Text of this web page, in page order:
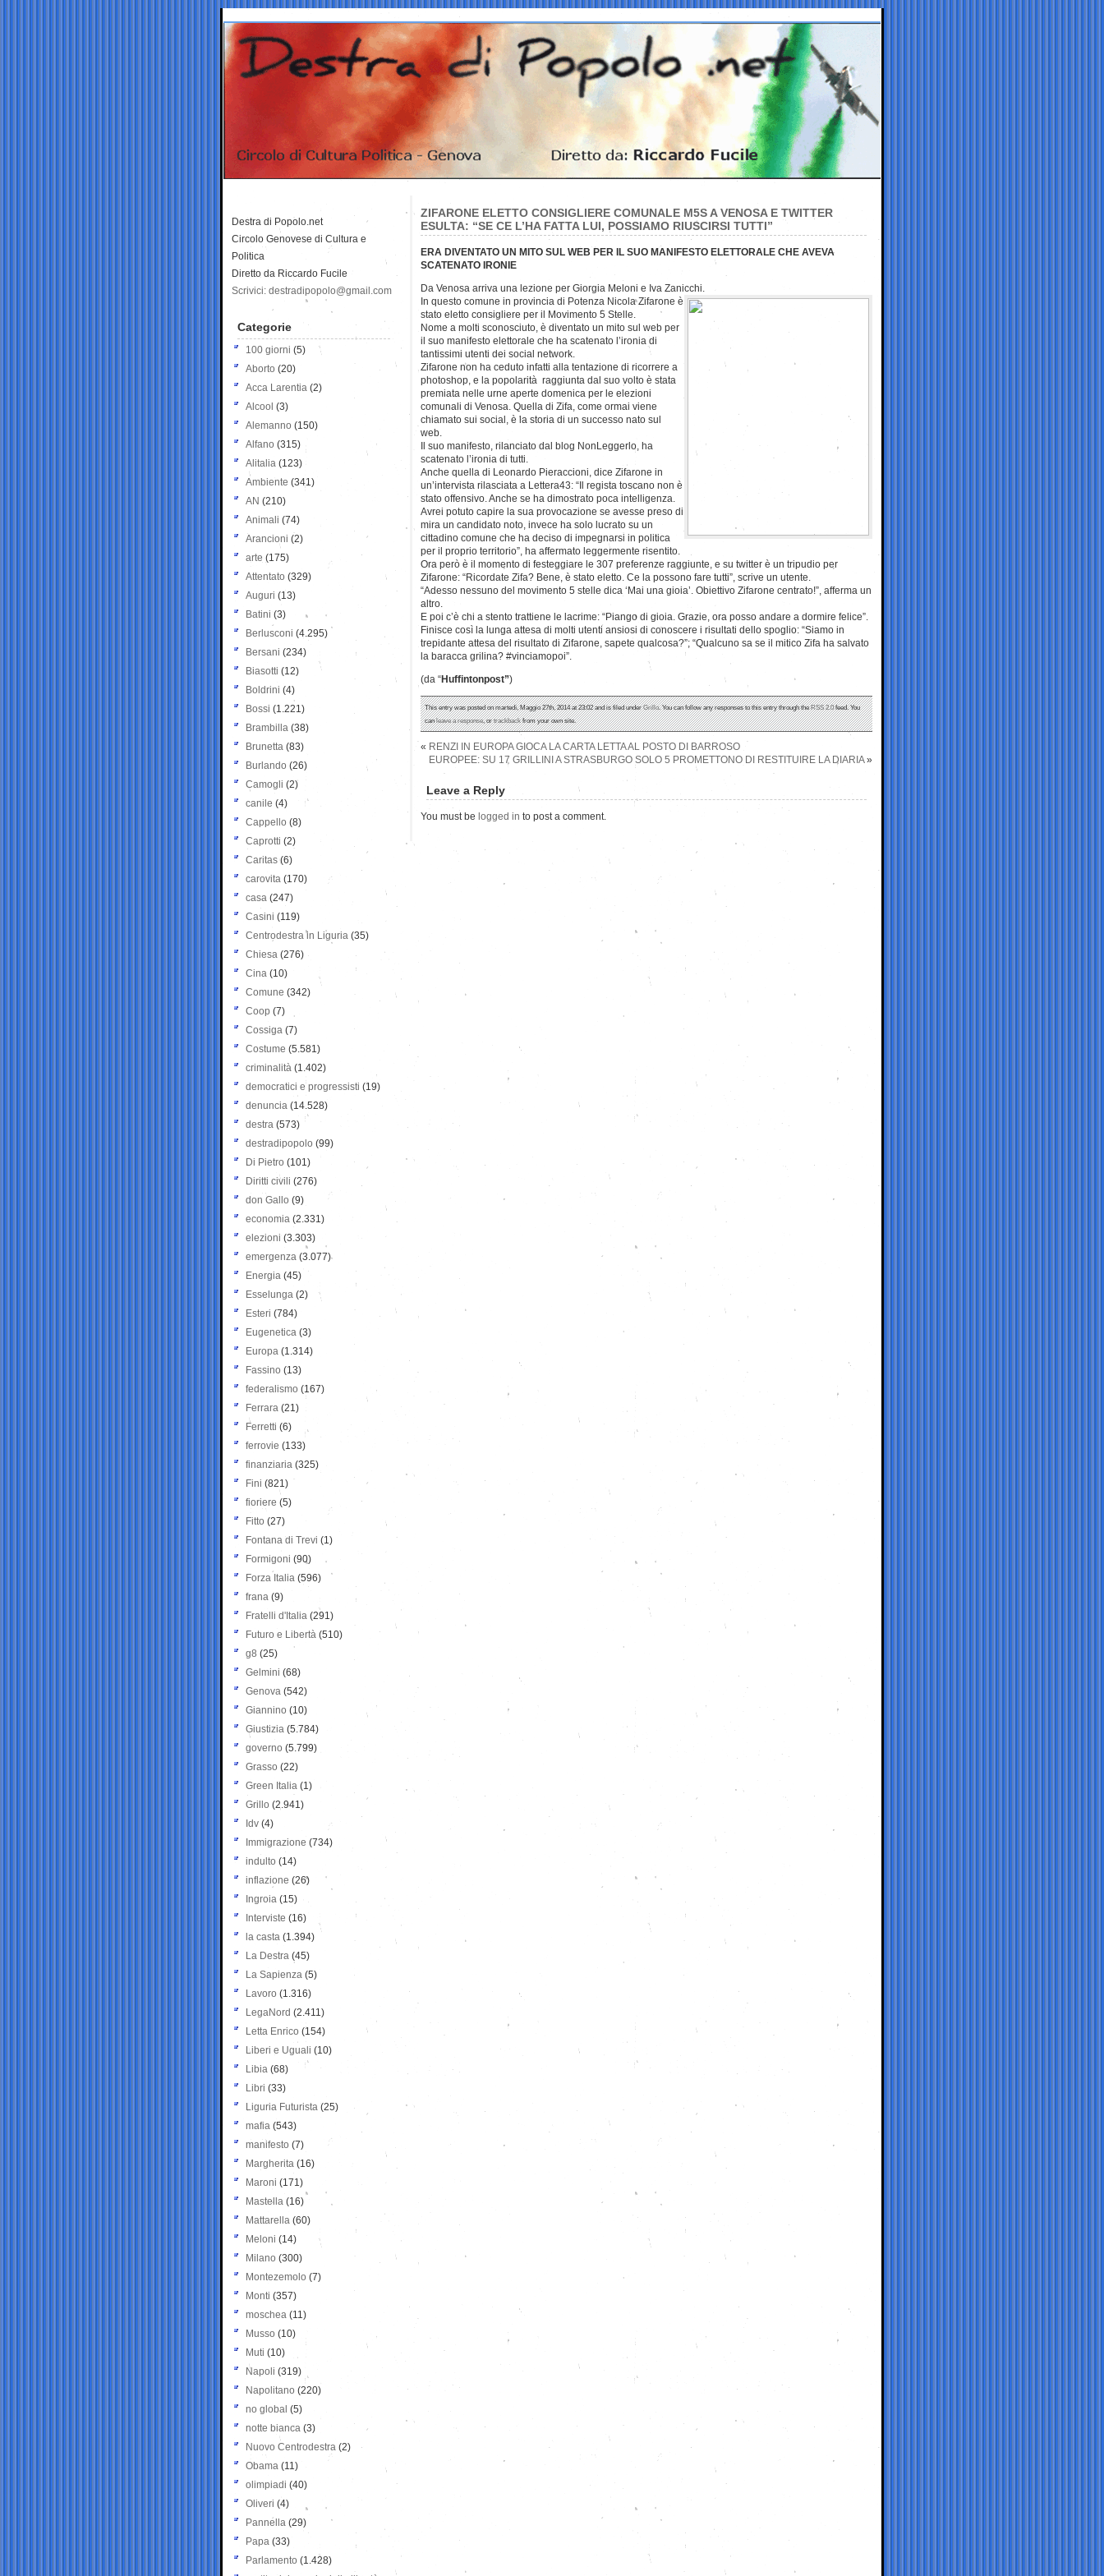
ZIFARONE ELETTO CONSIGLIERE COMUNALE M5S A VENOSA E TWITTER
ESULTA: “SE CE L’HA FATTA LUI, POSSIAMO RIUSCIRSI TUTTI”
ERA DIVENTATO UN MITO SUL WEB PER IL SUO MANIFESTO ELETTORALE CHE AVEVA
SCATENATO IRONIE
Da Venosa arriva una lezione per Giorgia Meloni e Iva Zanicchi.
In questo comune in provincia di Potenza Nicola Zifarone è
stato eletto consigliere per il Movimento 5 Stelle.
Nome a molti sconosciuto, è diventato un mito sul web per
il suo manifesto elettorale che ha scatenato l’ironia di
tantissimi utenti dei social network.
Zifarone non ha ceduto infatti alla tentazione di ricorrere a
photoshop, e la popolarità raggiunta dal suo volto è stata
premiata nelle urne aperte domenica per le elezioni
comunali di Venosa. Quella di Zifa, come ormai viene
chiamato sui social, è la storia di un successo nato sul
web.
Il suo manifesto, rilanciato dal blog NonLeggerlo, ha
scatenato l’ironia di tutti.
Anche quella di Leonardo Pieraccioni, dice Zifarone in
un’intervista rilasciata a Lettera43: “Il regista toscano non è
stato offensivo. Anche se ha dimostrato poca intelligenza.
Avrei potuto capire la sua provocazione se avesse preso di
mira un candidato noto, invece ha solo lucrato su un
cittadino comune che ha deciso di impegnarsi in politica
per il proprio territorio”, ha affermato leggermente risentito.
Ora però è il momento di festeggiare le 307 preferenze raggiunte, e su twitter è un tripudio per
Zifarone: “Ricordate Zifa? Bene, è stato eletto. Ce la possono fare tutti”, scrive un utente.
“Adesso nessuno del movimento 5 stelle dica ‘Mai una gioia’. Obiettivo Zifarone centrato!”, afferma un
altro.
E poi c’è chi a stento trattiene le lacrime: “Piango di gioia. Grazie, ora posso andare a dormire felice”.
Finisce così la lunga attesa di molti utenti ansiosi di conoscere i risultati dello spoglio: “Siamo in
trepidante attesa del risultato di Zifarone, sapete qualcosa?”; “Qualcuno sa se il mitico Zifa ha salvato
la baracca grilina? #vinciamopoi”.
(da “Huffintonpost”)
This entry was posted on martedì, Maggio 27th, 2014 at 23:02 and is filed underGrillo. You can follow any responses to this entry through theRSS 2.0feed. You
canleave a response, ortrackbackfrom your own site.
« RENZI IN EUROPA GIOCA LA CARTA LETTA AL POSTO DI BARROSO
EUROPEE: SU 17 GRILLINI A STRASBURGO SOLO 5 PROMETTONO DI RESTITUIRE LA DIARIA»
Leave a Reply
You must be logged in to post a comment.
Destra di Popolo.net
Circolo Genovese di Cultura e
Politica
Diretto da Riccardo Fucile
Scrivici: destradipopolo@gmail.com
Categorie
100 giorni (5)
Aborto (20)
Acca Larentia (2)
Alcool (3)
Alemanno (150)
Alfano (315)
Alitalia (123)
Ambiente (341)
AN (210)
Animali (74)
Arancioni (2)
arte (175)
Attentato (329)
Auguri (13)
Batini (3)
Berlusconi (4.295)
Bersani (234)
Biasotti (12)
Boldrini (4)
Bossi (1.221)
Brambilla (38)
Brunetta (83)
Burlando (26)
Camogli (2)
canile (4)
Cappello (8)
Caprotti (2)
Caritas (6)
carovita (170)
casa (247)
Casini (119)
Centrodestra in Liguria (35)
Chiesa (276)
Cina (10)
Comune (342)
Coop (7)
Cossiga (7)
Costume (5.581)
criminalità (1.402)
democratici e progressisti (19)
denuncia (14.528)
destra (573)
destradipopolo (99)
Di Pietro (101)
Diritti civili (276)
don Gallo (9)
economia (2.331)
elezioni (3.303)
emergenza (3.077)
Energia (45)
Esselunga (2)
Esteri (784)
Eugenetica (3)
Europa (1.314)
Fassino (13)
federalismo (167)
Ferrara (21)
Ferretti (6)
ferrovie (133)
finanziaria (325)
Fini (821)
fioriere (5)
Fitto (27)
Fontana di Trevi (1)
Formigoni (90)
Forza Italia (596)
frana (9)
Fratelli d'Italia (291)
Futuro e Libertà (510)
g8 (25)
Gelmini (68)
Genova (542)
Giannino (10)
Giustizia (5.784)
governo (5.799)
Grasso (22)
Green Italia (1)
Grillo (2.941)
Idv (4)
Immigrazione (734)
indulto (14)
inflazione (26)
Ingroia (15)
Interviste (16)
la casta (1.394)
La Destra (45)
La Sapienza (5)
Lavoro (1.316)
LegaNord (2.411)
Letta Enrico (154)
Liberi e Uguali (10)
Libia (68)
Libri (33)
Liguria Futurista (25)
mafia (543)
manifesto (7)
Margherita (16)
Maroni (171)
Mastella (16)
Mattarella (60)
Meloni (14)
Milano (300)
Montezemolo (7)
Monti (357)
moschea (11)
Musso (10)
Muti (10)
Napoli (319)
Napolitano (220)
no global (5)
notte bianca (3)
Nuovo Centrodestra (2)
Obama (11)
olimpiadi (40)
Oliveri (4)
Pannella (29)
Papa (33)
Parlamento (1.428)